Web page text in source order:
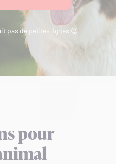
pas de petites lignes 😉
pour